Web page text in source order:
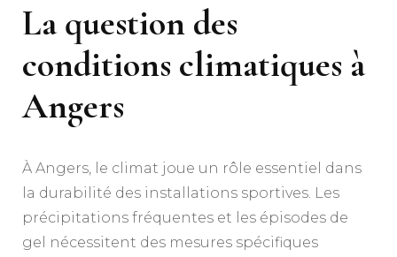
La question des
conditions climatiques à
Angers
À Angers, le climat joue un rôle essentiel dans
la durabilité des installations sportives. Les
précipitations fréquentes et les épisodes de
gel nécessitent des mesures spécifiques